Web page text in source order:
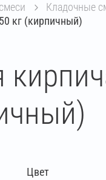
кладочные
кг (кирпичный)
Цвет